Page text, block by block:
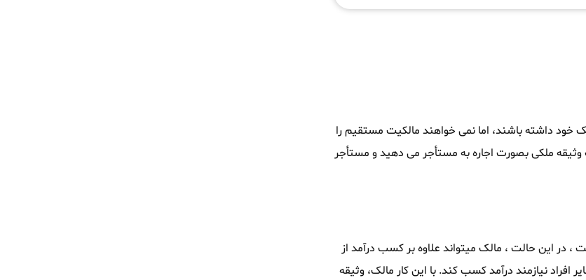
خود داشته باشند، اما نمی خواهند مالکیت مستقیم را
ملکی بصورت اجاره به مستأجر می دهید و مستأجر
در این حالت ، مالک میتواند علاوه بر کسب درآمد از
افراد نیازمند درآمد کسب کند. با این کار مالک، وثیقه